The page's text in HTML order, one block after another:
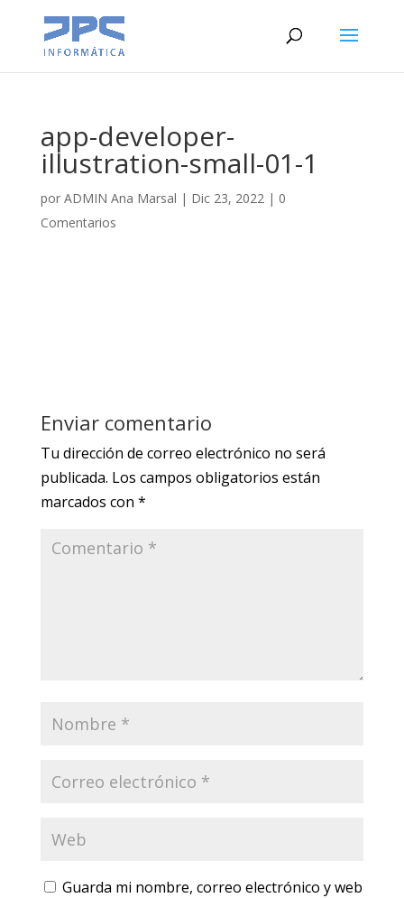
app-developer-
illustration-small-01-1
por ADMIN Ana Marsal | Dic 23, 2022| 0
Comentarios
Enviar comentario
Tu dirección de correo electrónico no será
publicada. Los campos obligatorios están
marcados con *
Guarda mi nombre, correo electrónico y web